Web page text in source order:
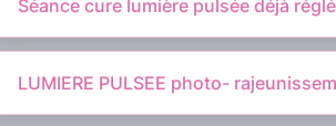
Séance cure lumière pulsée déjà réglé
LUMIERE PULSEE photo-